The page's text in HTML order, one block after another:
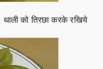
को तिरछा करके रखिये